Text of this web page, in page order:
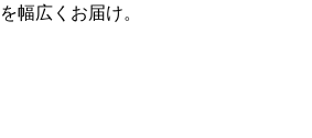
幅広くお届け。